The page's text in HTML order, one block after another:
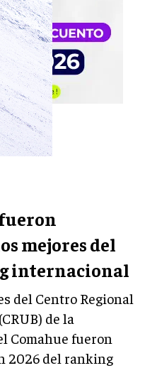
mejores del
internacional
del Centro Regional
de la
Comahue fueron
2026 del ranking